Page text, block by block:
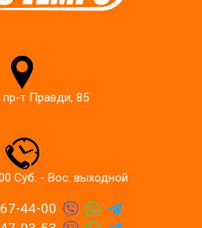
пр-т Правди, 85
Суб. - Вос. выходной
44-00